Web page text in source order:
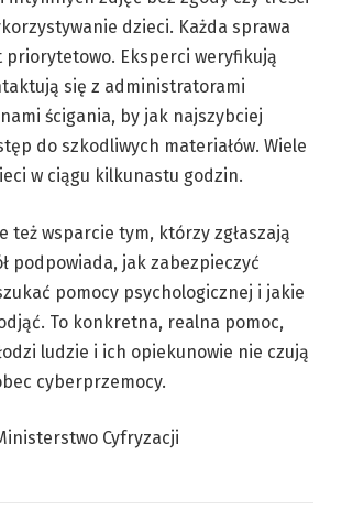
dzieci. Każda sprawa
Eksperci weryfikują
się z administratorami
ścigania, by jak najszybciej
do szkodliwych materiałów. Wiele
w ciągu kilkunastu godzin.
też wsparcie tym, którzy zgłaszają
podpowiada, jak zabezpieczyć
pomocy psychologicznej i jakie
To konkretna, realna pomoc,
ludzie i ich opiekunowie nie czują
cyberprzemocy.
Cyfryzacji